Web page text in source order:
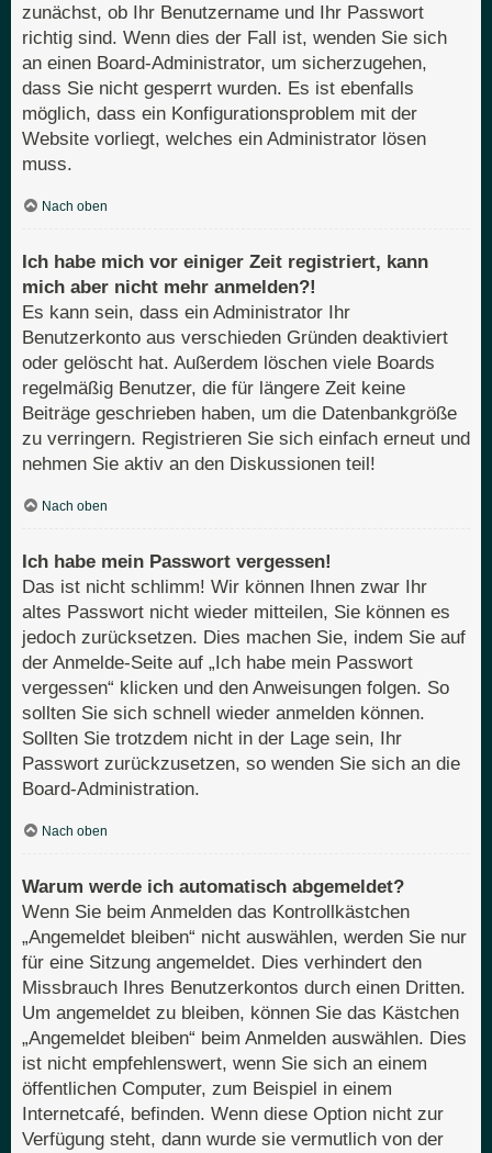
zunächst, ob Ihr Benutzername und Ihr Passwort
richtig sind. Wenn dies der Fall ist, wenden Sie sich
an einen Board-Administrator, um sicherzugehen,
dass Sie nicht gesperrt wurden. Es ist ebenfalls
möglich, dass ein Konfigurationsproblem mit der
Website vorliegt, welches ein Administrator lösen
muss.
Nach oben
Ich habe mich vor einiger Zeit registriert, kann
mich aber nicht mehr anmelden?!
Es kann sein, dass ein Administrator Ihr
Benutzerkonto aus verschieden Gründen deaktiviert
oder gelöscht hat. Außerdem löschen viele Boards
regelmäßig Benutzer, die für längere Zeit keine
Beiträge geschrieben haben, um die Datenbankgröße
zu verringern. Registrieren Sie sich einfach erneut und
nehmen Sie aktiv an den Diskussionen teil!
Nach oben
Ich habe mein Passwort vergessen!
Das ist nicht schlimm! Wir können Ihnen zwar Ihr
altes Passwort nicht wieder mitteilen, Sie können es
jedoch zurücksetzen. Dies machen Sie, indem Sie auf
der Anmelde-Seite auf „Ich habe mein Passwort
vergessen“ klicken und den Anweisungen folgen. So
sollten Sie sich schnell wieder anmelden können.
Sollten Sie trotzdem nicht in der Lage sein, Ihr
Passwort zurückzusetzen, so wenden Sie sich an die
Board-Administration.
Nach oben
Warum werde ich automatisch abgemeldet?
Wenn Sie beim Anmelden das Kontrollkästchen
„Angemeldet bleiben“ nicht auswählen, werden Sie nur
für eine Sitzung angemeldet. Dies verhindert den
Missbrauch Ihres Benutzerkontos durch einen Dritten.
Um angemeldet zu bleiben, können Sie das Kästchen
„Angemeldet bleiben“ beim Anmelden auswählen. Dies
ist nicht empfehlenswert, wenn Sie sich an einem
öffentlichen Computer, zum Beispiel in einem
Internetcafé, befinden. Wenn diese Option nicht zur
Verfügung steht, dann wurde sie vermutlich von der